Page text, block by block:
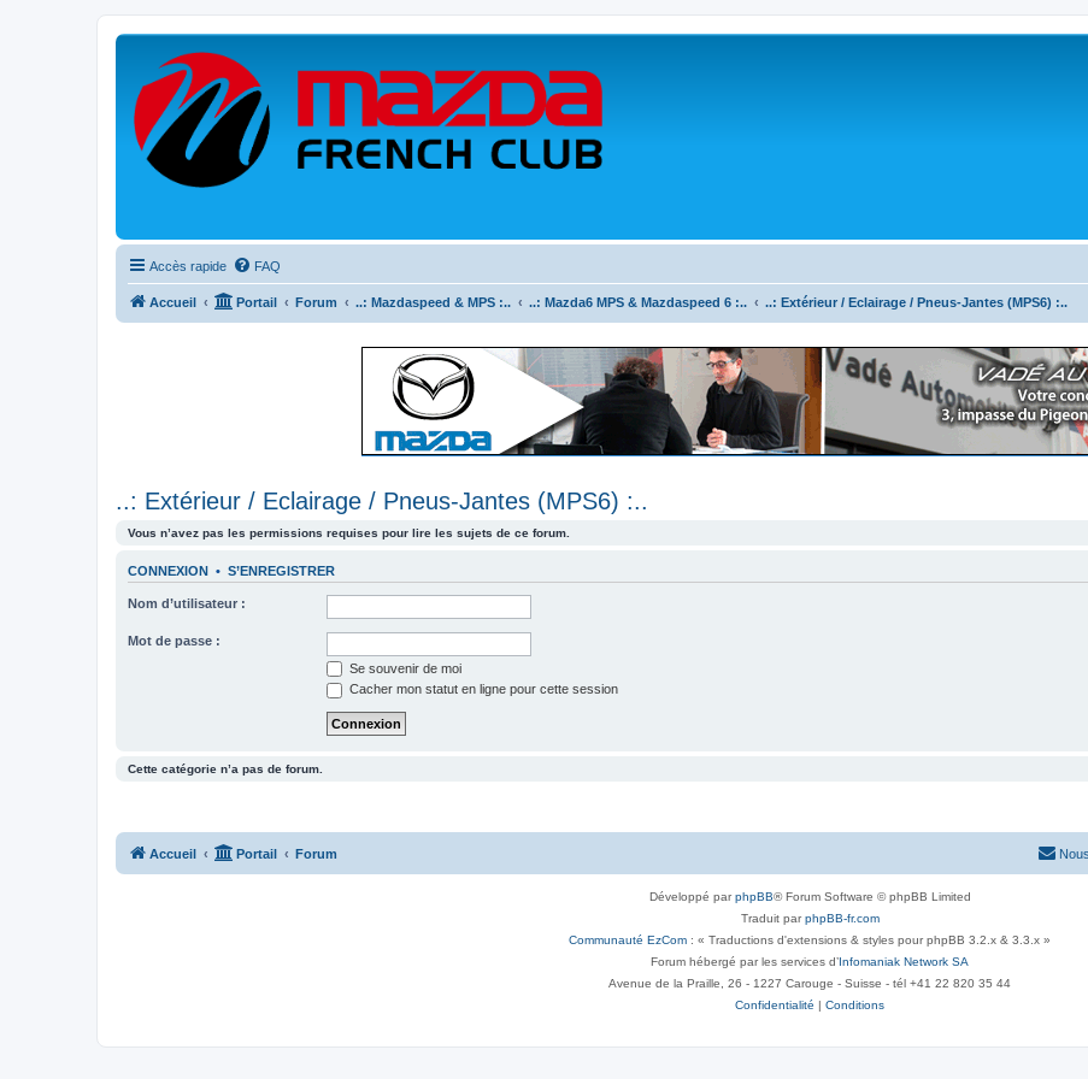
Accès rapide FAQ
Accueil Portail Forum ..: Mazdaspeed & MPS :.. ..: Mazda6 MPS & Mazdaspeed 6 :.. ..: Extérieur / Eclairage / Pneus-Jantes (MPS6) :..
..: Extérieur / Eclairage / Pneus-Jantes (MPS6) :..
Vous n’avez pas les permissions requises pour lire les sujets de ce forum.
CONNEXION • S’ENREGISTRER
Nom d’utilisateur :
Mot de passe :
Se souvenir de moi
Cacher mon statut en ligne pour cette session
Cette catégorie n’a pas de forum.
Accueil Portail Forum
Développé parphpBB® Forum Software © phpBB Limited
Traduit parphpBB-fr.com
Communauté EzCom : « Traductions d'extensions & styles pour phpBB 3.2.x & 3.3.x »
Forum hébergé par les services d’Infomaniak Network SA
Avenue de la Praille, 26 - 1227 Carouge - Suisse - tél +41 22 820 35 44
Confidentialité | Conditions